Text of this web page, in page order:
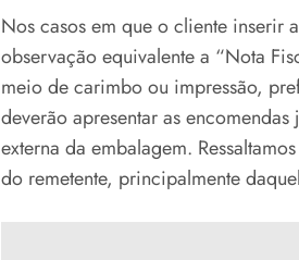
Nos casos em que o cliente inserir
observação equivalente a “Nota
meio de carimbo ou impressão,
deverão apresentar as
externa da embalagem.
do remetente, principalmente